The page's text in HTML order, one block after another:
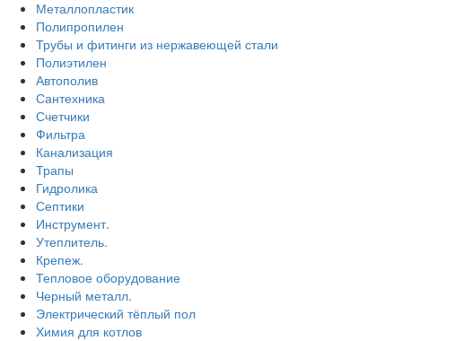
Металлопластик
Полипропилен
Трубы и фитинги из нержавеющей стали
Полиэтилен
Автополив
Сантехника
Счетчики
Фильтра
Канализация
Трапы
Гидролика
Септики
Инструмент.
Утеплитель.
Крепеж.
Тепловое оборудование
Черный металл.
Электрический тёплый пол
Химия для котлов